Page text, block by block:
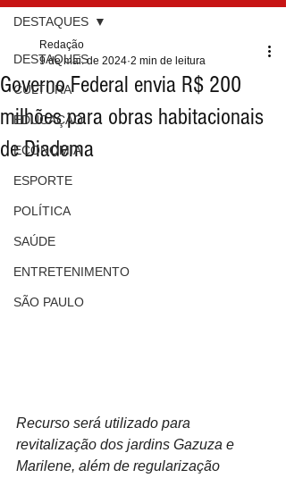
DESTAQUES
CULTURA
EDUCAÇÃO
ECONOMIA
ESPORTE
POLÍTICA
SAÚDE
ENTRETENIMENTO
SÃO PAULO
DESTAQUES
Governo Federal envia R$ 200
milhões para obras habitacionais
de Diadema
Redação
9 de mai. de 2024 2 min de leitura
Recurso será utilizado para
revitalização dos jardins Gazuza e
Marilene, além de regularização